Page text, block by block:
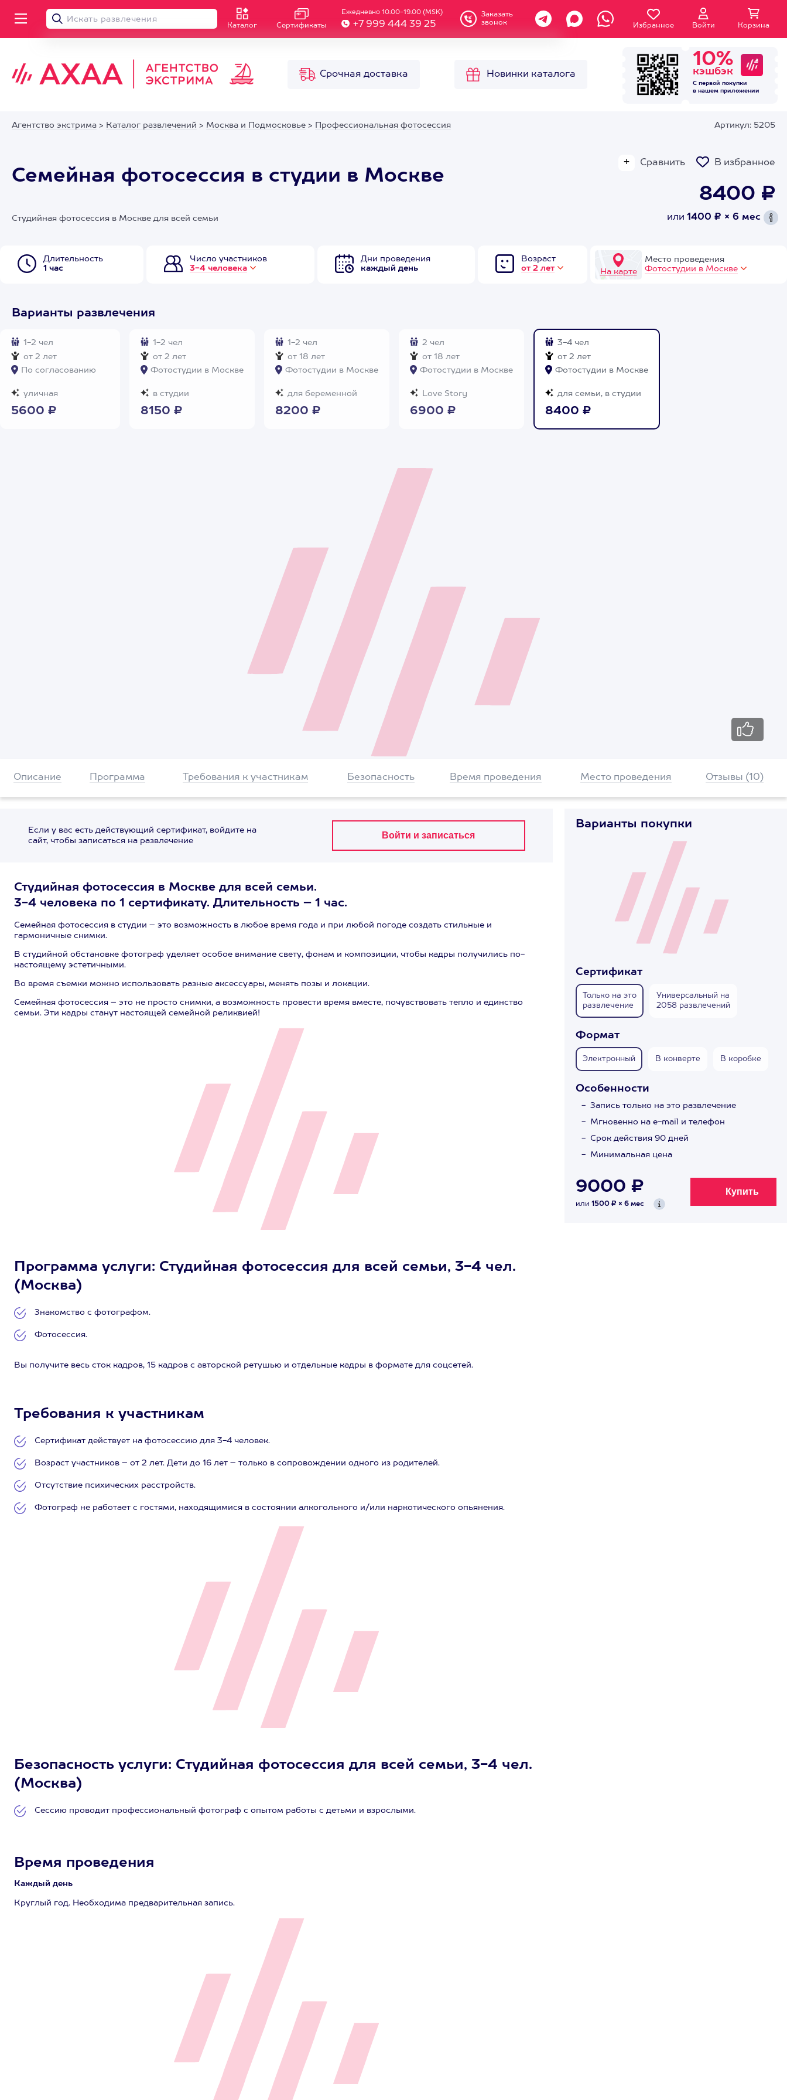
Каталог Сертификаты
Ежедневно 10.00-19.00 (MSK)
+7 999 444 39 25
Заказать
звонок
Избранное Войти Корзина
Срочная доставка Новинки каталога
10%
кэшбэк
С первой покупки
в нашем приложении
Агентство экстрима > Каталог развлечений > Москва и Подмосковье > Профессиональная фотосессия Артикул: 5205
Семейная фотосессия в студии в Москве
Сравнить В избранное
8400 ₽
или 1400 ₽ × 6 мес
Студийная фотосессия в Москве для всей семьи
Длительность
1 час
Число участников
3-4 человека
Дни проведения
каждый день
Возраст
от 2 лет
На карте
Место проведения
Фотостудии в Москве
Варианты развлечения
1-2 чел
от 2 лет
По согласованию
уличная
5600 ₽
1-2 чел
от 2 лет
Фотостудии в Москве
в студии
8150 ₽
1-2 чел
от 18 лет
Фотостудии в Москве
для беременной
8200 ₽
2 чел
от 18 лет
Фотостудии в Москве
Love Story
6900 ₽
3-4 чел
от 2 лет
Фотостудии в Москве
для семьи, в студии
8400 ₽
Описание Программа Требования к участникам Безопасность Время проведения Место проведения Отзывы (10)
Если у вас есть действующий сертификат, войдите на
сайт, чтобы записаться на развлечение
Студийная фотосессия в Москве для всей семьи.
3-4 человека по 1 сертификату. Длительность – 1 час.
Семейная фотосессия в студии – это возможность в любое время года и при любой погоде создать стильные и
гармоничные снимки.
В студийной обстановке фотограф уделяет особое внимание свету, фонам и композиции, чтобы кадры получились по-
настоящему эстетичными.
Во время съемки можно использовать разные аксессуары, менять позы и локации.
Семейная фотосессия – это не просто снимки, а возможность провести время вместе, почувствовать тепло и единство
семьи. Эти кадры станут настоящей семейной реликвией!
Программа услуги: Студийная фотосессия для всей семьи, 3-4 чел.
(Москва)
Знакомство с фотографом.
Фотосессия.
Вы получите весь сток кадров, 15 кадров с авторской ретушью и отдельные кадры в формате для соцсетей.
Требования к участникам
Сертификат действует на фотосессию для 3-4 человек.
Возраст участников – от 2 лет. Дети до 16 лет – только в сопровождении одного из родителей.
Отсутствие психических расстройств.
Фотограф не работает с гостями, находящимися в состоянии алкогольного и/или наркотического опьянения.
Безопасность услуги: Студийная фотосессия для всей семьи, 3-4 чел.
(Москва)
Сессию проводит профессиональный фотограф с опытом работы с детьми и взрослыми.
Время проведения
Каждый день
Круглый год. Необходима предварительная запись.
Варианты покупки
Сертификат
Только на это
развлечение
Универсальный на
2058 развлечений
Формат
Электронный В конверте В коробке
Особенности
Запись только на это развлечение
Мгновенно на e-mail и телефон
Срок действия 90 дней
Минимальная цена
9000 ₽
или 1500 ₽ × 6 мес